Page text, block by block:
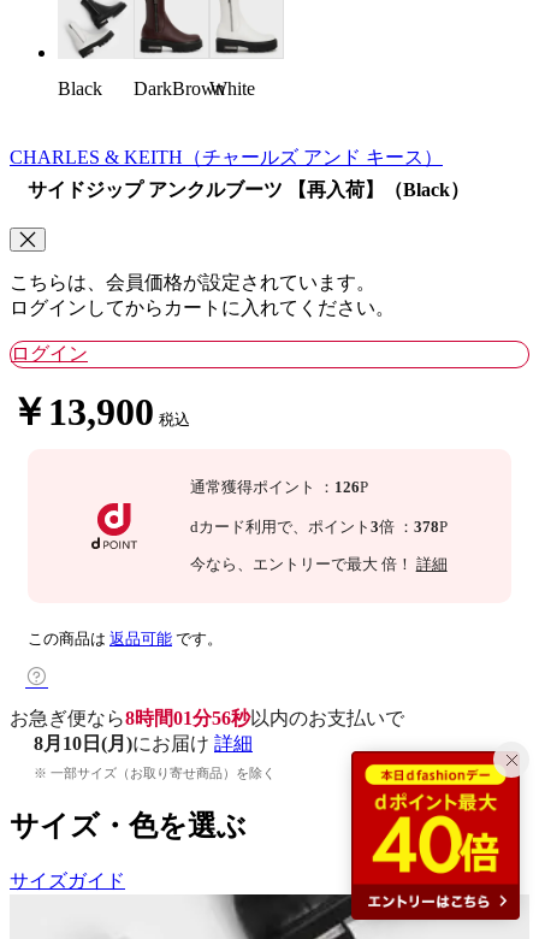
Black DarkBrownWhite
CHARLES & KEITH （チャールズ アンド キース）
サイドジップ アンクルブーツ 【再入荷】（Black）
こちらは、会員価格が設定されています。
ログインしてからカートに入れてください。
ログイン
￥13,900 税込
通常獲得ポイント ： 126P
dカード利用で、 ポイント 3倍 ： 378P
今なら 、エントリーで最大 倍！ 詳細
この商品は 返品可能 です。
お急ぎ便なら8時間01分55秒以内のお支払いで
8月10日(月)にお届け 詳細
※ 一部サイズ（お取り寄せ商品）を除く
サイズ・色を選ぶ
サイズガイド